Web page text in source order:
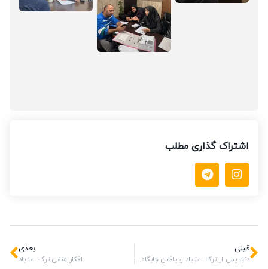
اشتراک گذاری مطلب
قبلی
دنیا پس از ترک اعتیاد و یافتن جایگاه اصلی خود
بعدی
افکار منفی ترک اعتیاد